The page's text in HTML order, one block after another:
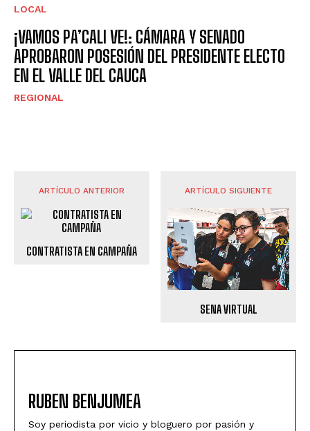
LOCAL
¡VAMOS PA’CALI VE!: CÁMARA Y SENADO
APROBARON POSESIÓN DEL PRESIDENTE ELECTO
EN EL VALLE DEL CAUCA
REGIONAL
ARTÍCULO ANTERIOR
CONTRATISTA EN CAMPAÑA
ARTÍCULO SIGUIENTE
SENA VIRTUAL
RUBEN BENJUMEA
Soy periodista por vicio y bloguero por pasión y